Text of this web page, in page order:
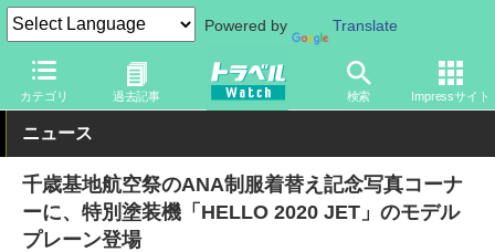
Powered by Translate
カテゴリ 過去記事 検索 Impressサイト
トラベル Watch 地域 国内旅行 北海道
ニュース
千歳基地航空祭のANA制服着替え記念写真コーナ
ーに、特別塗装機「HELLO 2020 JET」のモデル
プレーン登場